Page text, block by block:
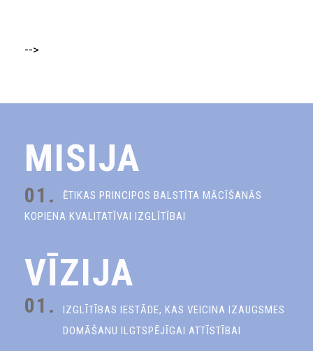
-->
MISIJA
01.
ĒTIKAS PRINCIPOS BALSTĪTA MĀCĪŠANĀS
KOPIENA KVALITATĪVAI IZGLĪTĪBAI
VĪZIJA
01.
IZGLĪTĪBAS IESTĀDE, KAS VEICINA IZAUGSMES
DOMĀŠANU ILGTSPĒJĪGAI ATTĪSTĪBAI